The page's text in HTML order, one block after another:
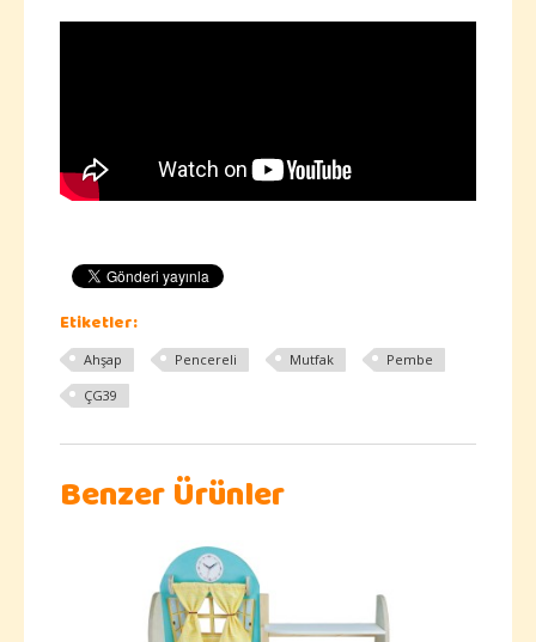
Etiketler:
Ahşap Pencereli Mutfak
Pembe
ÇG39
Benzer Ürünler